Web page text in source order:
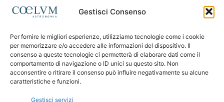
Gestisci Consenso
Per fornire le migliori esperienze, utilizziamo tecnologie come i cookie
per memorizzare e/o accedere alle informazioni del dispositivo. Il
consenso a queste tecnologie ci permetterà di elaborare dati come il
comportamento di navigazione o ID unici su questo sito. Non
acconsentire o ritirare il consenso può influire negativamente su alcune
caratteristiche e funzioni.
Gestisci servizi
SEGUICI